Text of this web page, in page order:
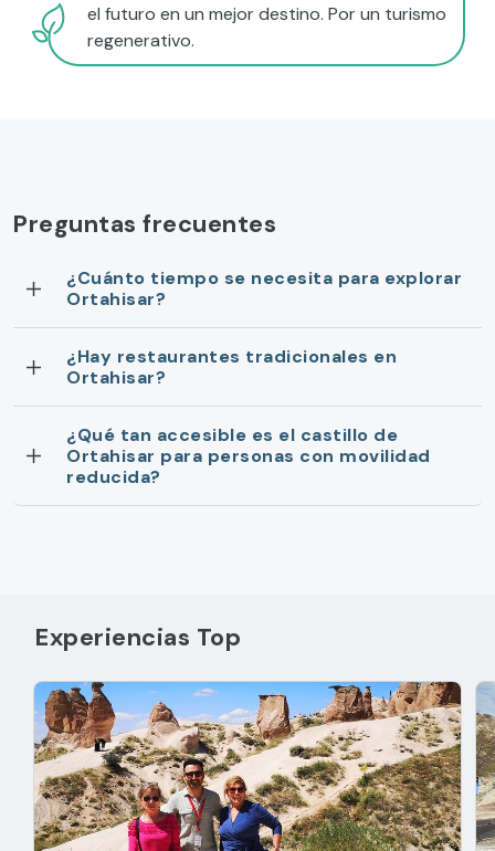
el futuro en un mejor destino. Por un turismo
regenerativo.
Preguntas frecuentes
¿Cuánto tiempo se necesita para explorar
Ortahisar?
¿Hay restaurantes tradicionales en
Ortahisar?
¿Qué tan accesible es el castillo de
Ortahisar para personas con movilidad
reducida?
Experiencias Top